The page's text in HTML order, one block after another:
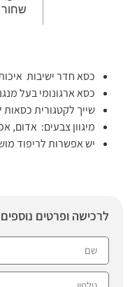
כסא חדר ישיבות
כסא ארגונומי בעל
שייך לקטגורית
מיגוון צבעים: אדום,
יש אפשרות לריפוד
לרכישה ופרטים
שחור